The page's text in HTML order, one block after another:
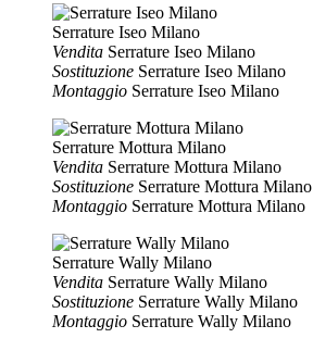
Serrature Iseo Milano
Vendita Serrature Iseo Milano
Sostituzione Serrature Iseo Milano
Montaggio Serrature Iseo Milano
Serrature Mottura Milano
Vendita Serrature Mottura Milano
Sostituzione Serrature Mottura Milano
Montaggio Serrature Mottura Milano
Serrature Wally Milano
Vendita Serrature Wally Milano
Sostituzione Serrature Wally Milano
Montaggio Serrature Wally Milano